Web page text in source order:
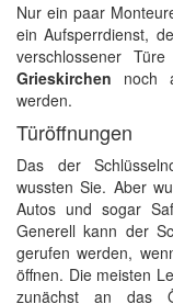
Nur ein paar
ein Aufsperrdienst,
verschlossener
Grieskirchen noch
werden.
Türöffnungen
Das der
wussten Sie. Aber
Autos und sogar
Generell kann der
gerufen werden,
öffnen. Die meisten
zunächst an das